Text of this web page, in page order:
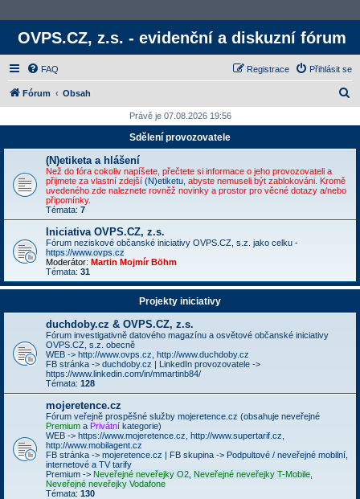
OVPS.CZ, z.s. - evidenční a diskuzní fórum
FAQ Přihlásit se
Registrace
Fórum Obsah
d
Právě je 07.08.2026 19:56
Sdělení provozovatele
(N)etiketa a hlášení
Než do fóra cokoliv napíšete, přečtete si informace o jeho provozovateli a
přijmete za vlastní zdejší (N)etiketu , abyste nemuseli být zablokováni. Kromě
uvedeného zde naleznete rovněž novinky a prostor pro věcné dotazy a/nebo
připomínky.
Témata: 7
Iniciativa OVPS.CZ, z.s.
Fórum neziskové občanské iniciativy OVPS.CZ, s.z. jako celku -
https://www.ovps.cz
Moderátor: Martin Mojmír Böhm
Témata: 31
Projekty iniciativy
duchdoby.cz & OVPS.CZ, z.s.
Fórum investigativně datového magazínu a osvětové občanské iniciativy
OVPS.CZ, s.z. obecně
WEB -> http://www.ovps.cz http://www.duchdoby.cz
FB stránka -> duchdoby.cz | LinkedIn provozovatele ->
https://www.linkedin.com/in/mmartinb84/
Témata: 128
mojeretence.cz
Fórum veřejně prospěšné služby mojeretence.cz (obsahuje neveřejné
Premium a Privátní kategorie)
WEB -> https://www.mojeretence.cz http://www.supertarif.cz
http://www.mobilagent.cz
FB stránka -> mojeretence.cz | FB skupina -> Podpultové / neveřejné mobilní,
internetové a TV tarify
Premium -> Neveřejné neveřejky O2 Neveřejné neveřejky T-Mobile
Neveřejné neveřejky Vodafone
Témata: 130